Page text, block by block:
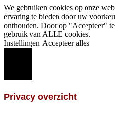
We gebruiken cookies op onze
ervaring te bieden door uw
onthouden. Door op "Accepteer"
gebruik van ALLE cookies.
Instellingen Accepteer alles
Privacy overzicht